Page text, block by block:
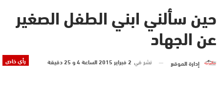
حين سألني ابني الطفل الصغير
عن الجهاد
رأي خاص إدارة الموقع نشر في 2 فبراير 2015 الساعة 4 و 25 دقيقة